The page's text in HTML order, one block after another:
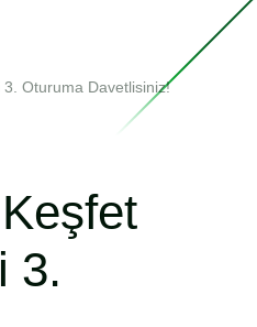
3. Oturuma Davetlisiniz!
3.